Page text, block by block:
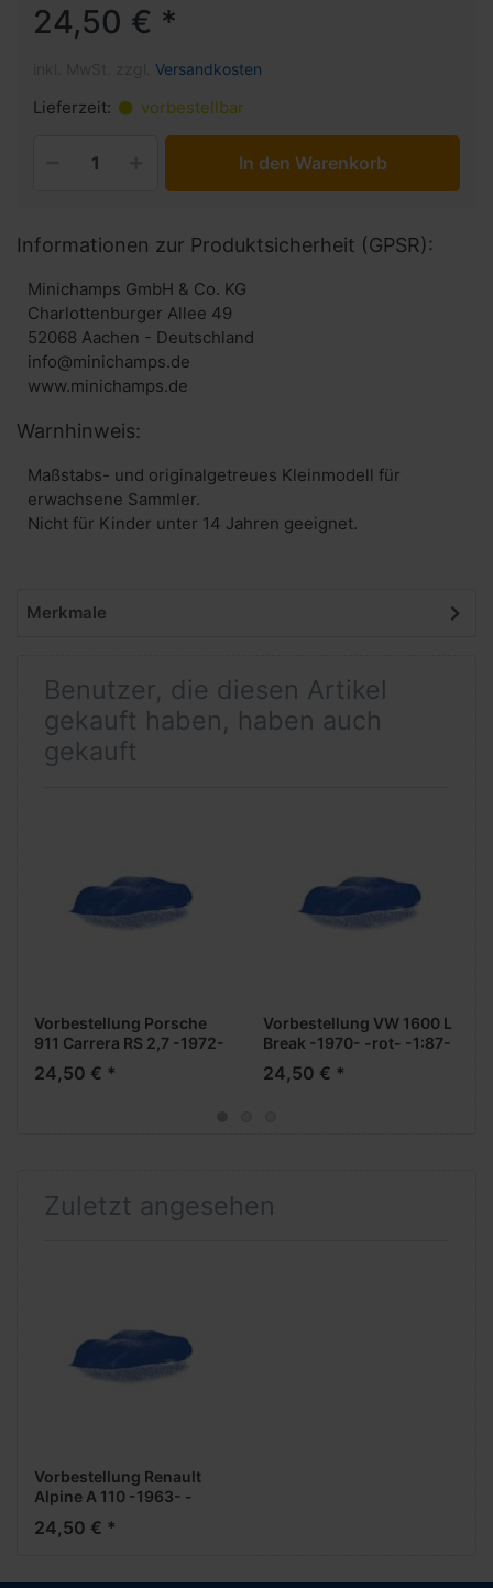
24,50 € *
Versandkosten
Lieferzeit: vorbestellbar
In den Warenkorb
Informationen zur Produktsicherheit (GPSR):
Minichamps GmbH & Co. KG
Charlottenburger Allee 49
52068 Aachen - Deutschland
info@minichamps.de
www.minichamps.de
Warnhinweis:
Maßstabs- und originalgetreues Kleinmodell für
erwachsene Sammler.
Nicht für Kinder unter 14 Jahren geeignet.
Merkmale
Benutzer, die diesen Artikel
gekauft haben, haben auch
gekauft
Vorbestellung Porsche
911 Carrera RS 2,7 -1972-
-weiß- -1:87- ***Messe
Neuheit 2024***
24,50 € *
Vorbestellung VW 1600 L
Break -1970- -rot- -1:87-
***Messe Neuheit
2024***
24,50 € *
Zuletzt angesehen
Vorbestellung Renault
Alpine A 110 -1963- -
***Messe Neuheit
24,50 € *